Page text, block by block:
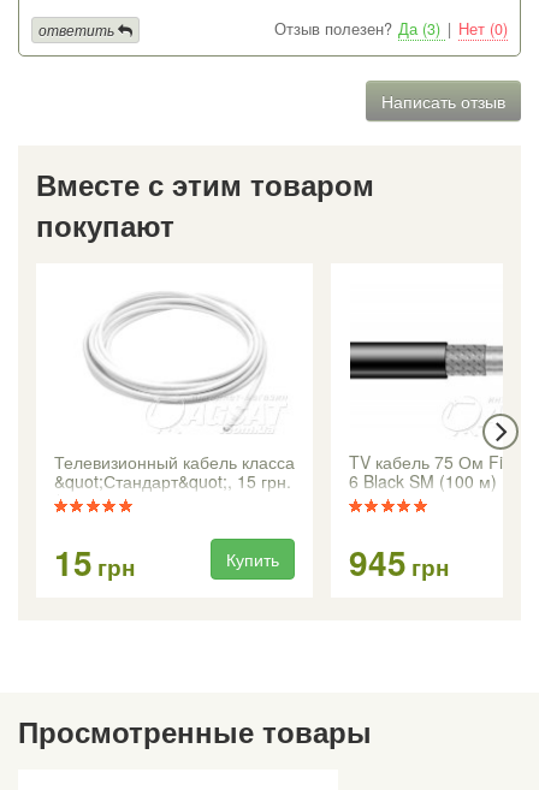
Отзыв полезен? Да (3) | Нет (0)
ответить
Написать отзыв
Вместе с этим товаром
покупают
Телевизионный кабель класса
&quot;Стандарт&quot;, 15 грн.
/ метр
15 грн Купить
TV кабель 75 Ом
6 Black SM (100 м)
945 грн
Просмотренные товары